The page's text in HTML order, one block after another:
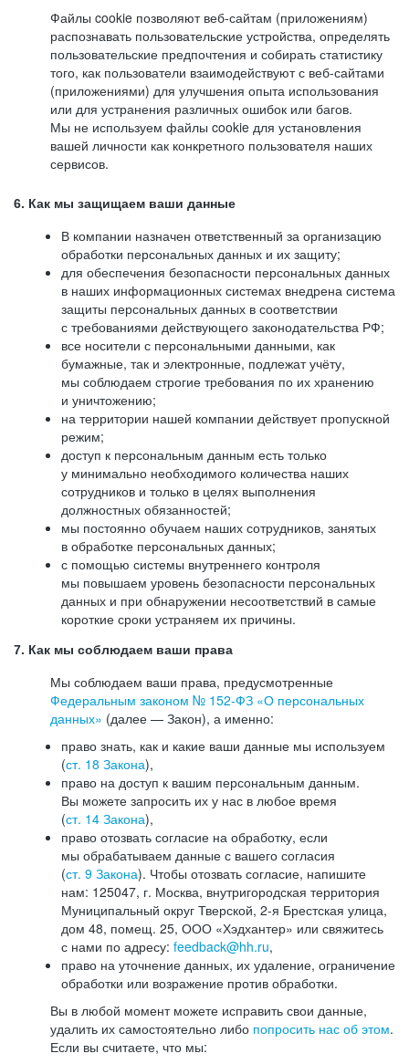
Файлы cookie позволяют веб-сайтам (приложениям)
распознавать пользовательские устройства, определять
пользовательские предпочтения и собирать статистику
того, как пользователи взаимодействуют с веб-сайтами
(приложениями) для улучшения опыта использования
или для устранения различных ошибок или багов.
Мы не используем файлы cookie для установления
вашей личности как конкретного пользователя наших
сервисов.
6. Как мы защищаем ваши данные
В компании назначен ответственный за организацию
обработки персональных данных и их защиту;
для обеспечения безопасности персональных данных
в наших информационных системах внедрена система
защиты персональных данных в соответствии
с требованиями действующего законодательства РФ;
все носители с персональными данными, как
бумажные, так и электронные, подлежат учёту,
мы соблюдаем строгие требования по их хранению
и уничтожению;
на территории нашей компании действует пропускной
режим;
доступ к персональным данным есть только
у минимально необходимого количества наших
сотрудников и только в целях выполнения
должностных обязанностей;
мы постоянно обучаем наших сотрудников, занятых
в обработке персональных данных;
с помощью системы внутреннего контроля
мы повышаем уровень безопасности персональных
данных и при обнаружении несоответствий в самые
короткие сроки устраняем их причины.
7. Как мы соблюдаем ваши права
Мы соблюдаем ваши права, предусмотренные
Федеральным законом № 152-ФЗ «О персональных
данных» (далее — Закон), а именно:
право знать, как и какие ваши данные мы используем
(ст. 18 Закона),
право на доступ к вашим персональным данным.
Вы можете запросить их у нас в любое время
(ст. 14 Закона),
право отозвать согласие на обработку, если
мы обрабатываем данные с вашего согласия
(ст. 9 Закона). Чтобы отозвать согласие, напишите
нам: 125047, г. Москва, внутригородская территория
Муниципальный округ Тверской, 2-я Брестская улица,
дом 48, помещ. 25, ООО «Хэдхантер» или свяжитесь
с нами по адресу: feedback@hh.ru,
право на уточнение данных, их удаление, ограничение
обработки или возражение против обработки.
Вы в любой момент можете исправить свои данные,
удалить их самостоятельно либо попросить нас об этом.
Если вы считаете, что мы: